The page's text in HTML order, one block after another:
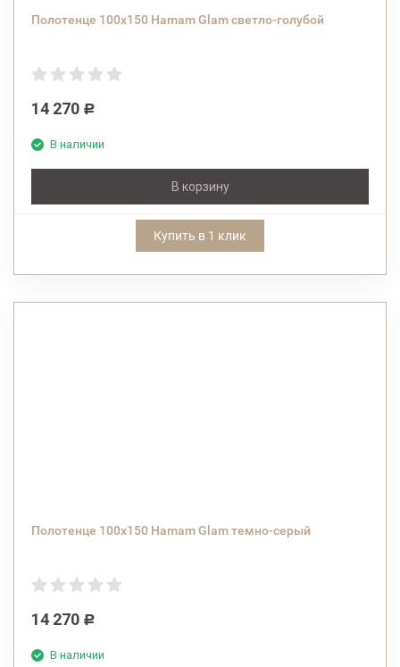
Полотенце 100х150 Hamam Glam светло-голубой
14 270 Р
В наличии
В корзину
Купить в 1 клик
Полотенце 100х150 Hamam Glam темно-серый
14 270 Р
В наличии